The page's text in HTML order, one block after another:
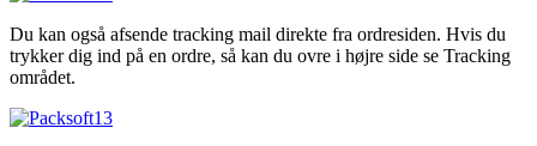
Du kan også afsende tracking mail direkte fra ordresiden. Hvis du
trykker dig ind på en ordre, så kan du ovre i højre side se Tracking
området.